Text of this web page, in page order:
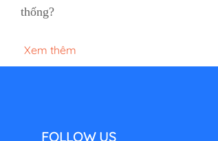
thống?
Xem thêm
FOLLOW US